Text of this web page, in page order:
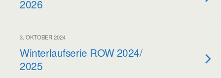
2026
3. OKTOBER 2024
Winterlaufserie ROW 2024/
2025